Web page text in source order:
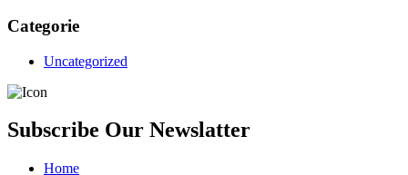
Categorie
Uncategorized
Subscribe Our Newslatter
Home